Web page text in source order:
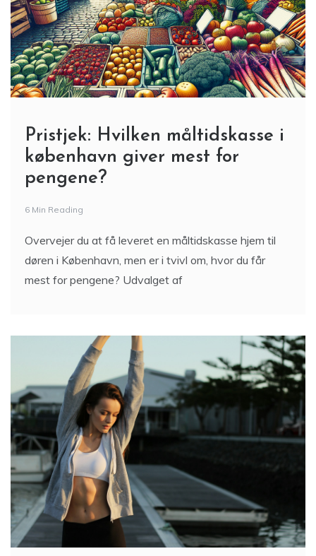
Pristjek: Hvilken måltidskasse i
københavn giver mest for
pengene?
6 Min Reading
Overvejer du at få leveret en måltidskasse hjem til
døren i København, men er i tvivl om, hvor du får
mest for pengene? Udvalget af